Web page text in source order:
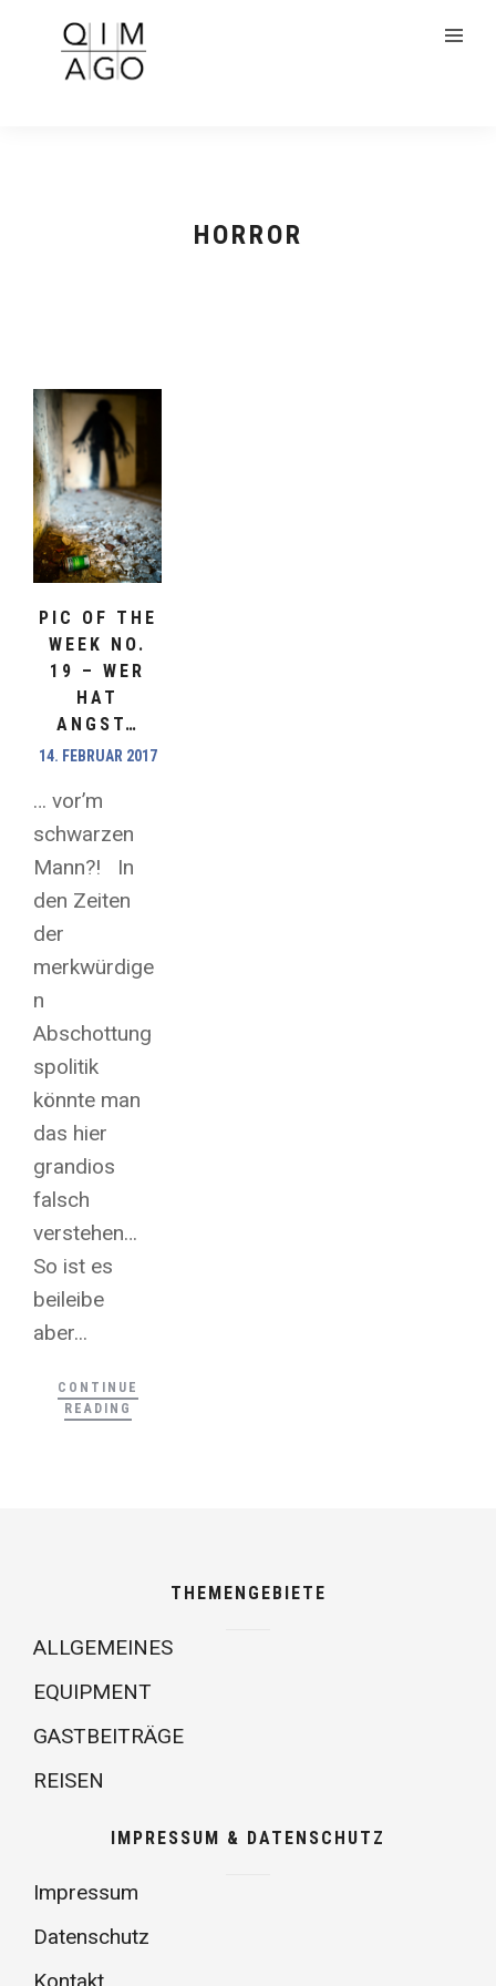
HORROR
PIC OF THE
WEEK NO.
19 – WER
HAT
ANGST…
14. FEBRUAR 2017
… vor’m
schwarzen
Mann?! In
den Zeiten
der
merkwürdige
n
Abschottung
spolitik
könnte man
das hier
grandios
falsch
verstehen…
So ist es
beileibe
aber...
CONTINUE
READING
THEMENGEBIETE
ALLGEMEINES
EQUIPMENT
GASTBEITRÄGE
REISEN
IMPRESSUM & DATENSCHUTZ
Impressum
Datenschutz
Kontakt